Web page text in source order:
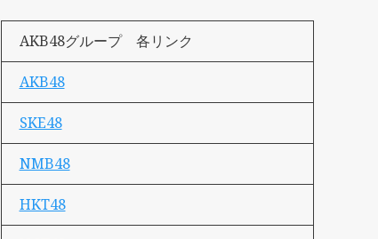
AKB48グループ 各リンク
AKB48
SKE48
NMB48
HKT48